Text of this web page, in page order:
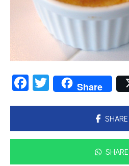
Facebook
Twitter
Share
SHARE
SHARE